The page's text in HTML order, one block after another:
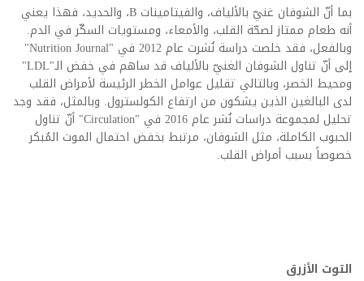
بما أنّ الشوفان غنيّ بالألياف، والفيتامينات B، والحديد، فهذا يعني
أنه طعام ممتاز لصحّة القلب، والأمعاء، ومستويات السكّر في الدم.
وبالفعل، فقد خلصت دراسة نُشرت عام 2012 في "Nutrition Journal"
إلى أنّ تناول الشوفان الغنيّ بالألياف قد ساهم في خفض الـ"LDL"
ومحيط الخصر، وبالتالي تقليل عوامل الخطر الرئيسة لأمراض القلب
لدى البالغين الذين يشكون من ارتفاع الكولسترول. وبالمثل، فقد وجد
تحليل لمجموعة دراسات نُشر عام 2016 في "Circulation" أنّ تناول
الحبوب الكاملة، مثل الشوفان، مرتبط بخفض احتمال الموت المُبكر
خصوصاً بسبب أمراض القلب.
التوت الأزرق